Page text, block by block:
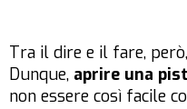
Tra il dire e il fare,
Dunque, aprire una
non essere così facile